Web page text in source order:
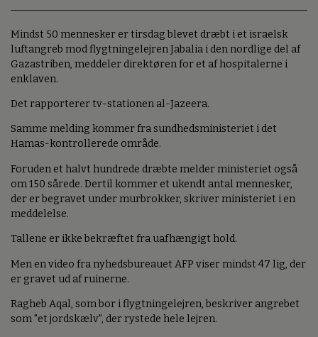
Mindst 50 mennesker er tirsdag blevet dræbt i et israelsk
luftangreb mod flygtningelejren Jabalia i den nordlige del af
Gazastriben, meddeler direktøren for et af hospitalerne i
enklaven.
Det rapporterer tv-stationen al-Jazeera.
Samme melding kommer fra sundhedsministeriet i det
Hamas-kontrollerede område.
Foruden et halvt hundrede dræbte melder ministeriet også
om 150 sårede. Dertil kommer et ukendt antal mennesker,
der er begravet under murbrokker, skriver ministeriet i en
meddelelse.
Tallene er ikke bekræftet fra uafhængigt hold.
Men en video fra nyhedsbureauet AFP viser mindst 47 lig, der
er gravet ud af ruinerne.
Ragheb Aqal, som bor i flygtningelejren, beskriver angrebet
som "et jordskælv", der rystede hele lejren.